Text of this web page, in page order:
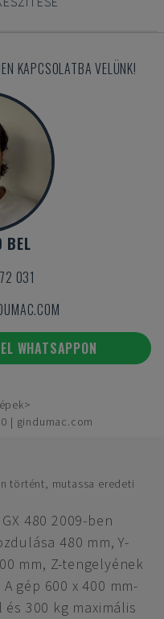
KAPCSOLATBA VELÜNK!
BEL
031
WHATSAPPON
| gindumac.com
történt, mutassa eredeti
480 2009-ben
480 mm, Y-
mm, Z-tengelyének
gép 600 x 400 mm-
300 kg maximális